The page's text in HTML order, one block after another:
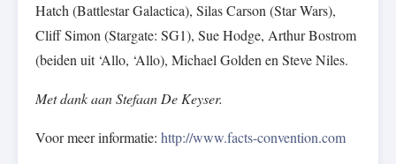
Hatch (Battlestar Galactica), Silas Carson (Star Wars),
Cliff Simon (Stargate: SG1), Sue Hodge, Arthur Bostrom
(beiden uit ‘Allo, ‘Allo), Michael Golden en Steve Niles.
Met dank aan Stefaan De Keyser.
Voor meer informatie: http://www.facts-convention.com